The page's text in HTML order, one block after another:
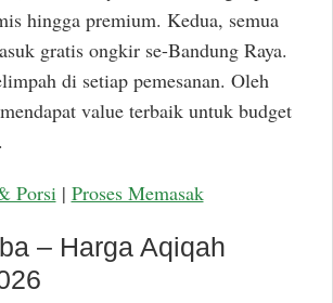
hingga premium. Kedua, semua
gratis ongkir se-Bandung Raya.
di setiap pemesanan. Oleh
value terbaik untuk budget
Porsi| Proses Memasak
– Harga Aqiqah